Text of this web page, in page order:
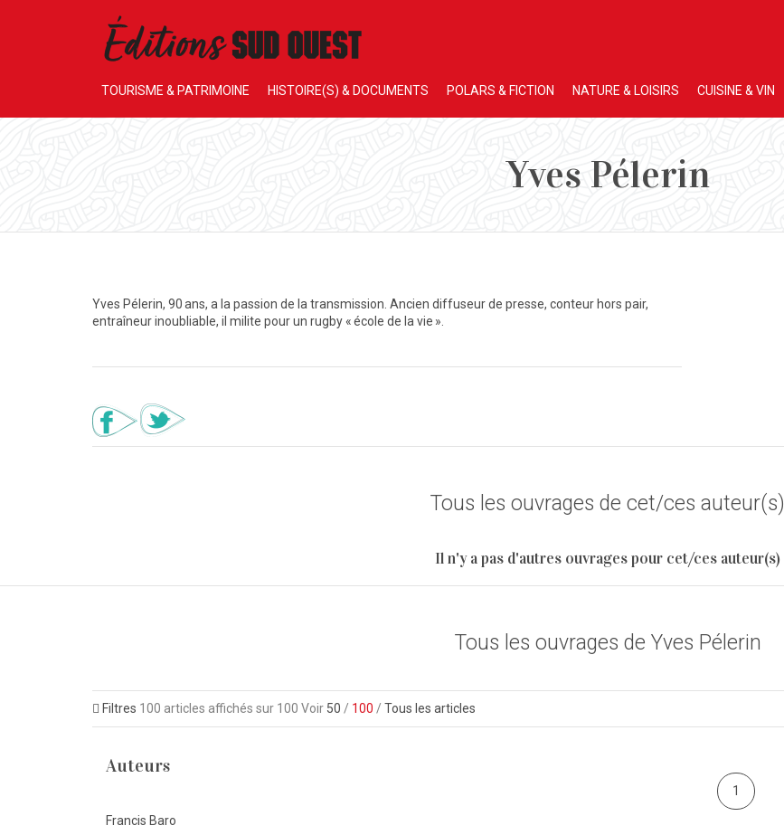
TOURISME & PATRIMOINE HISTOIRE(S) & DOCUMENTS POLARS & FICTION NATURE & LOISIRS CUISINE & VIN
Yves Pélerin
Yves Pélerin, 90 ans, a la passion de la transmission. Ancien diffuseur de presse, conteur hors pair,
entraîneur inoubliable, il milite pour un rugby « école de la vie ».
Tous les ouvrages de cet/ces auteur(s)
Il n'y a pas d'autres ouvrages pour cet/ces auteur(s)
Tous les ouvrages de Yves Pélerin
Filtres 100 articles affichés sur 100 Voir 50 / 100 / Tous les articles
Auteurs
Francis Baro
1